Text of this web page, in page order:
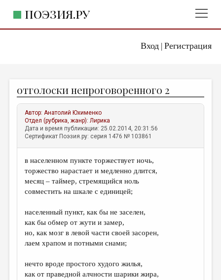
Вход| Регистрация
ПОЭЗИЯ.РУ
ЖАНРЫ
АВТОРЫ
КОММЕНТАРИИ
ЛИТСАЛОН
НОВОСТИ
ПРАВИЛА САЙТА
ИЗБРАННОЕ
ДАЙДЖЕСТ
ПЕРЕВОДЫ
отголоски непроговоренного 2
Автор:Анатолий Юхименко
Отдел (рубрика, жанр):Лирика
Дата и время публикации: 25.02.2014, 20:31:56
Сертификат Поэзия.ру: серия 1476 № 103861
в населенном пункте торжествует ночь,
торжество нарастает и медленно длится,
месяц – таймер, стремящийся ноль
совместить на шкале с единицей;
населенный пункт, как бы не заселен,
как бы обмер от жути и замер,
но, как мозг в левой части своей засорен,
лаем храпом и потными снами;
нечто вроде простого худого жилья,
как от праведной алчности шарики жира,